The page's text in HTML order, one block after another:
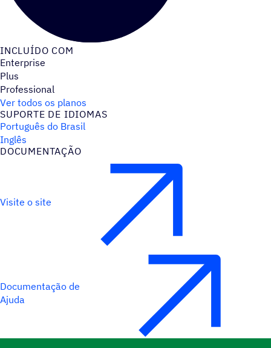
INCLUÍDO COM
Enterprise
Plus
Professional
Ver todos os planos
SUPORTE DE IDIOMAS
Português do Brasil
Inglês
DOCUMENTAÇÃO
Visite o site
Documentação de
Ajuda